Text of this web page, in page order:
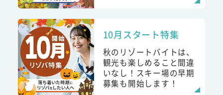
10月スタート特集
秋のリゾートバイトは、
観光も楽しめること間違
いなし！スキー場の早期
募集も開始します！